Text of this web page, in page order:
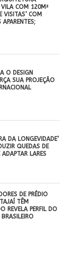
COM 120M²
VISITAS’ COM
APARENTES;
O DESIGN
SUA PROJEÇÃO
DA LONGEVIDADE’
QUEDAS DE
LARES
DE PRÉDIO
TÊM
REVELA PERFIL DO